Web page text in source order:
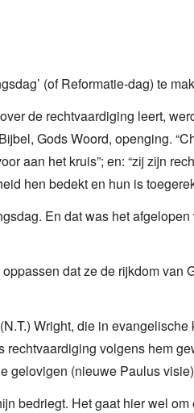
(of Reformatie-dag) te
de rechtvaardiging leert,
Gods Woord, openging.
aan het kruis”; en: “zij zijn
hen bedekt en hun is
En dat was het
dat ze de rijkdom van
Wright, die in
rechtvaardiging volgens hem
gelovigen (nieuwe Paulus
bedriegt. Het gaat hier wel